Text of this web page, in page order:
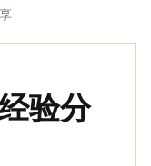
验分